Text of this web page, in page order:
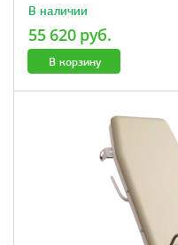
В наличии
55 620 руб.
В корзину